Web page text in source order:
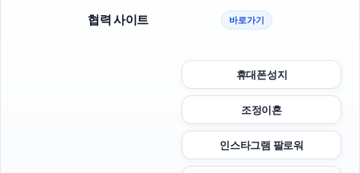
협력 사이트 바로가기
휴대폰성지
조정이혼
인스타그램 팔로워